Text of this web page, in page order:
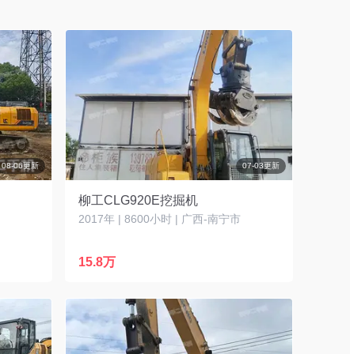
08-06更新 07-03更新
柳工CLG920E挖掘机
2017年 | 8600小时 | 广西-南宁市
15.8万